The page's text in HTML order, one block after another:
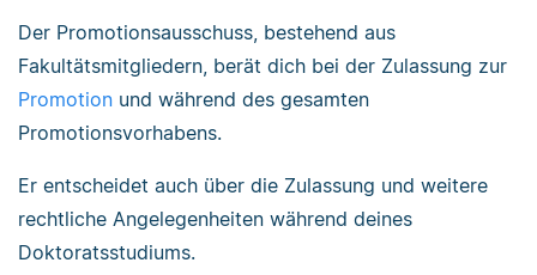
Der Promotionsausschuss, bestehend aus
Fakultätsmitgliedern, berät dich bei der Zulassung zur
Promotion und während des gesamten
Promotionsvorhabens.
Er entscheidet auch über die Zulassung und weitere
rechtliche Angelegenheiten während deines
Doktoratsstudiums.